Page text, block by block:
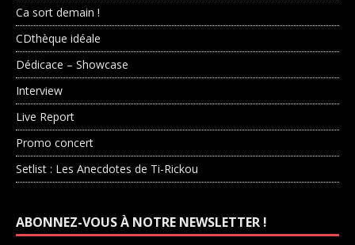
Ca sort demain !
CDthèque idéale
Dédicace – Showcase
Interview
Live Report
Promo concert
Setlist : Les Anecdotes de Ti-Rickou
ABONNEZ-VOUS À NOTRE NEWSLETTER !